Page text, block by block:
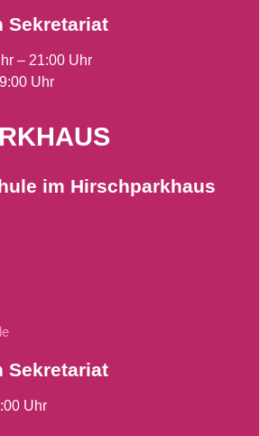
Sekretariat
– 21:00 Uhr
Uhr
im Hirschparkhaus
Sekretariat
Uhr